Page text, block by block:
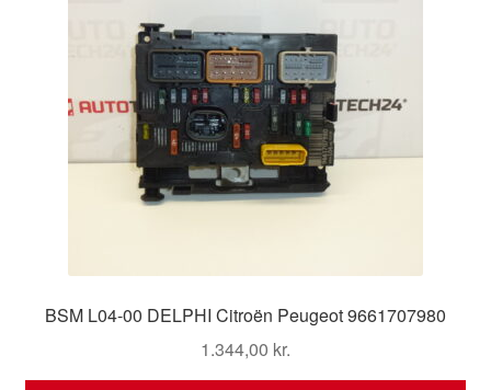
BSM L04-00 DELPHI Citroën Peugeot 9661707980
1.344,00 kr.